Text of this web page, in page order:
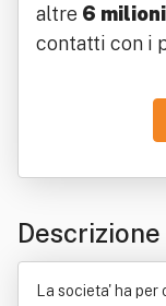
altre 6 milioni
contatti con i
La societa' ha